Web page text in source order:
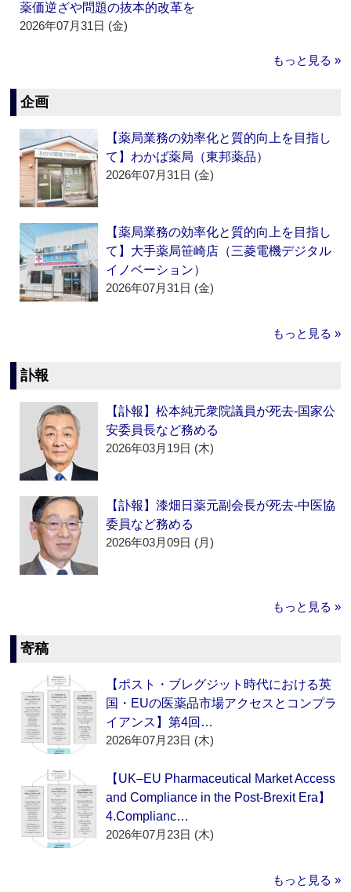
薬価逆ざや問題の抜本的改革を
2026年07月31日 (金)
もっと見る »
企画
【薬局業務の効率化と質的向上を目指し
て】わかば薬局（東邦薬品）
2026年07月31日 (金)
【薬局業務の効率化と質的向上を目指し
て】大手薬局笹崎店（三菱電機デジタル
イノベーション）
2026年07月31日 (金)
もっと見る »
訃報
【訃報】松本純元衆院議員が死去‐国家公
安委員長など務める
2026年03月19日 (木)
【訃報】漆畑日薬元副会長が死去‐中医協
委員など務める
2026年03月09日 (月)
もっと見る »
寄稿
【ポスト・ブレグジット時代における英
国・EUの医薬品市場アクセスとコンプラ
イアンス】第4回…
2026年07月23日 (木)
【UK–EU Pharmaceutical Market Access
and Compliance in the Post-Brexit Era】
4.Complianc…
2026年07月23日 (木)
もっと見る »